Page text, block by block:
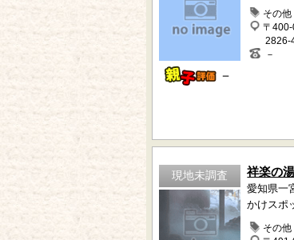
－
その他
〒400-
2826-
－
現地未調査 祥楽の
愛知県一
かけスポ
その他